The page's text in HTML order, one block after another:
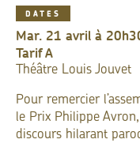
DATES
mar. 21 avril à
TarifA
Théâtre Louis Jouvet
Pour remercier
le Prix Philippe
discours hilarant